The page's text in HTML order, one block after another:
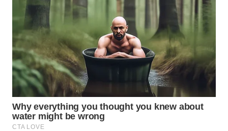
SEMARANG
WN
SOLO
WN
BOROBUDUR
WN